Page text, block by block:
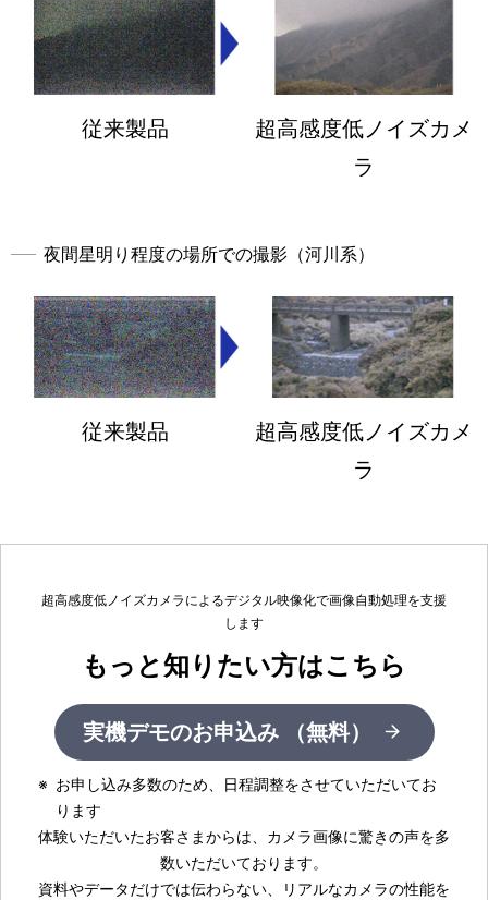
従来製品
超高感度低ノイズカメ
ラ
夜間星明り程度の場所での撮影（河川系）
従来製品
超高感度低ノイズカメ
ラ
超高感度低ノイズカメラによるデジタル映像化で画像自動処理を支援
します
もっと知りたい方はこちら
実機デモのお申込み （無料）
※ お申し込み多数のため、日程調整をさせていただいてお
ります
体験いただいたお客さまからは、カメラ画像に驚きの声を多
数いただいております。
資料やデータだけでは伝わらない、リアルなカメラの性能を